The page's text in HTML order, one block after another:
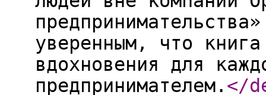
уверенным, что
вдохновения для
предпринимателем. </